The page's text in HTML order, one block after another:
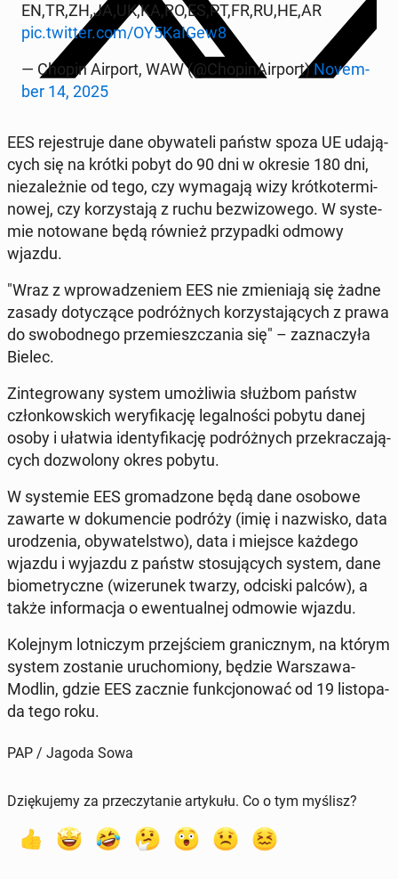
EN,TR,ZH,JA,UK,KA,RO,ES,PT,FR,RU,HE,AR
pic.twitter.com/OY5KaIGew8
— Chopin Airport, WAW (@Cho­pi­nA­ir­port)No­vem­
ber 14, 2025
EES re­je­stru­je dane oby­wa­te­li państw spoza UE uda­ją­
cych się na krótki pobyt do 90 dni w okresie 180 dni,
nie­za­leż­nie od tego, czy wy­ma­ga­ją wizy krót­ko­ter­mi­
no­wej, czy ko­rzy­sta­ją z ruchu bez­wi­zo­we­go. W sys­te­
mie no­to­wa­ne będą również przy­pad­ki odmowy
wjazdu.
"Wraz z wpro­wa­dze­niem EES nie zmie­nia­ją się żadne
zasady do­ty­czą­ce po­dróż­nych ko­rzy­sta­ją­cych z prawa
do swo­bod­ne­go prze­miesz­cza­nia się" – za­zna­czy­ła
Bielec.
Zin­te­gro­wa­ny system umoż­li­wia służbom państw
człon­kow­skich we­ry­fi­ka­cję le­gal­no­ści pobytu danej
osoby i ułatwia iden­ty­fi­ka­cję po­dróż­nych prze­kra­cza­ją­
cych do­zwo­lo­ny okres pobytu.
W sys­te­mie EES gro­ma­dzo­ne będą dane osobowe
zawarte w do­ku­men­cie podróży (imię i na­zwi­sko, data
uro­dze­nia, oby­wa­tel­stwo), data i miejsce każdego
wjazdu i wyjazdu z państw sto­su­ją­cych system, dane
bio­me­trycz­ne (wi­ze­ru­nek twarzy, odciski palców), a
także in­for­ma­cja o ewen­tu­al­nej odmowie wjazdu.
Ko­lej­nym lot­ni­czym przej­ściem gra­nicz­nym, na którym
system zo­sta­nie uru­cho­mio­ny, będzie War­sza­wa-
Modlin, gdzie EES zacznie funk­cjo­no­wać od 19 li­sto­pa­
da tego roku.
PAP / Jagoda Sowa
Dziękujemy za przeczytanie artykułu. Co o tym myślisz?